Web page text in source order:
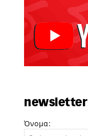
newsletter
Όνομα: